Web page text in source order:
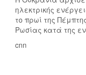
ηλεκτρικής
το πρωί της
Ρωσίας κατά της
cnn